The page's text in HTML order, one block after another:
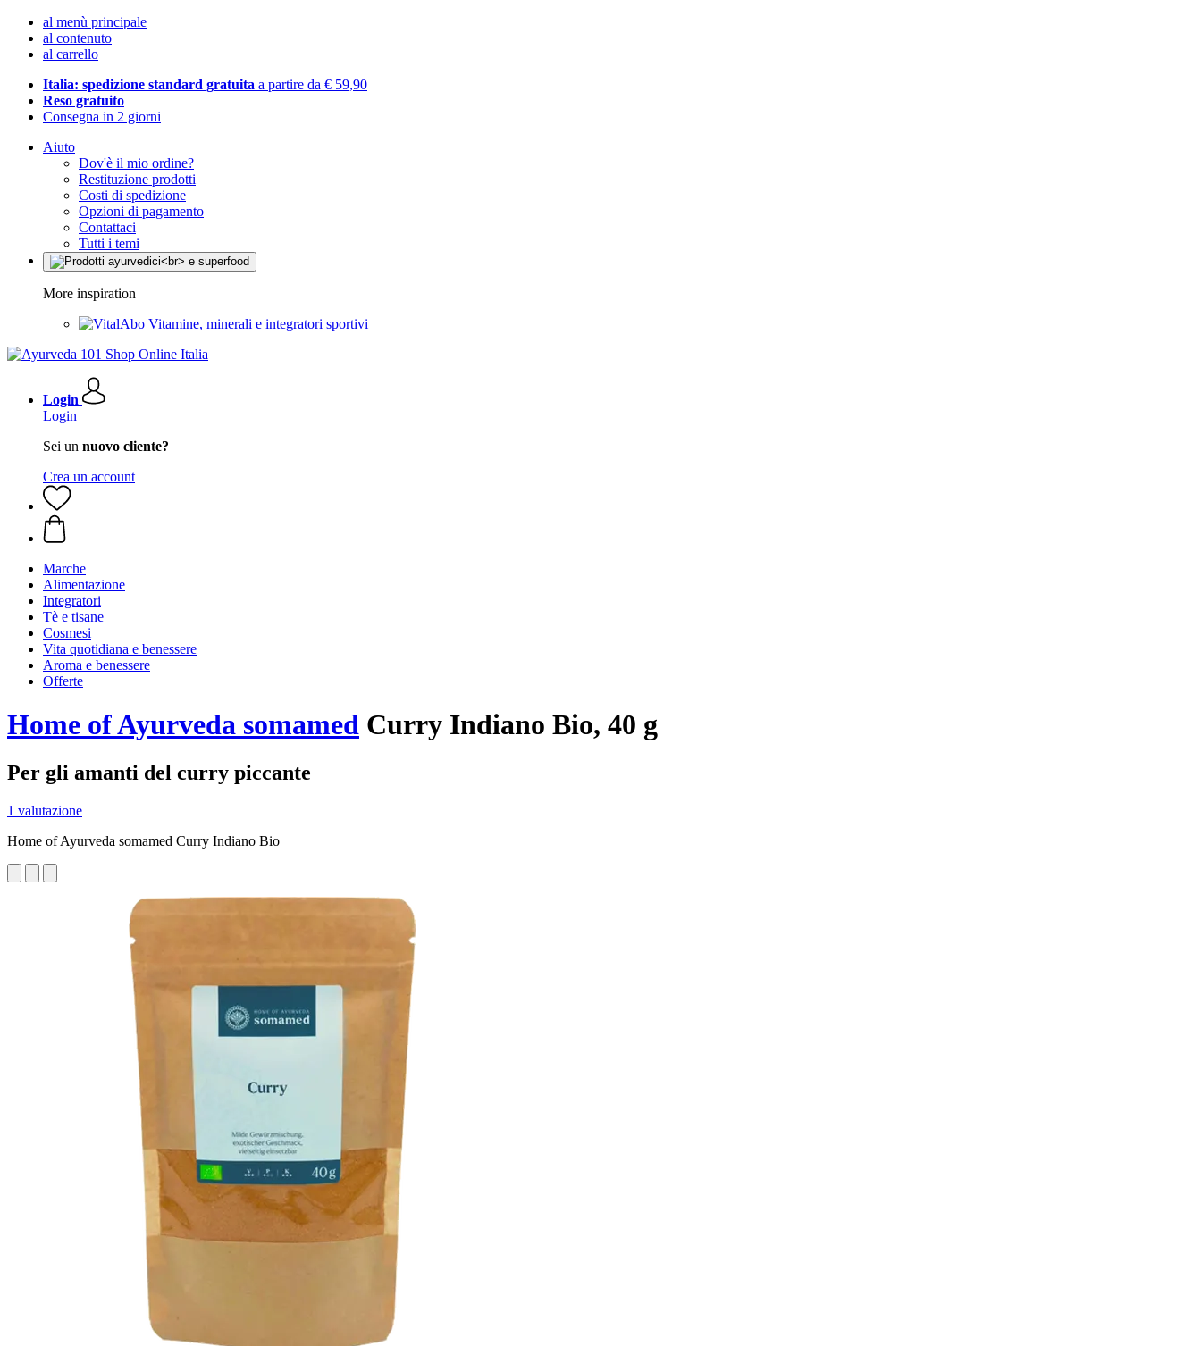
al menù principale
al contenuto
al carrello
Italia: spedizione standard gratuita a partire da € 59,90
Reso gratuito
Consegna in 2 giorni
Aiuto
Dov'è il mio ordine?
Restituzione prodotti
Costi di spedizione
Opzioni di pagamento
Contattaci
Tutti i temi
More inspiration
Vitamine, minerali e integratori sportivi
Login
Login
Sei un nuovo cliente?
Crea un account
Marche
Alimentazione
Integratori
Tè e tisane
Cosmesi
Vita quotidiana e benessere
Aroma e benessere
Offerte
Home of Ayurveda somamed Curry Indiano Bio, 40 g
Per gli amanti del curry piccante
1 valutazione
Home of Ayurveda somamed Curry Indiano Bio